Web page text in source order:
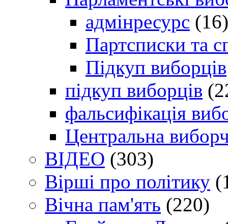
адмінресурс (16)
Партсписки та
Підкуп виборців
підкуп виборців
фальсифікація
Центральна
ВІДЕО (303)
Вірші про політику
Вічна пам'ять (220)